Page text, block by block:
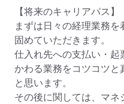
【将来のキャリアパス】
まずは日々の経理業務
固めていただきます。
仕入れ先への支払い・
かわる業務をコツコツ
と思います。
その後に関しては、マネ